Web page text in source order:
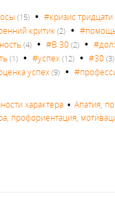
(15) •#кризис тридцати
критик (2) •
(4) •#В 30 (2) •
(1) •#успех (12) •#30 (3)
успех(9) •
характера •Апатия,
профориентация,